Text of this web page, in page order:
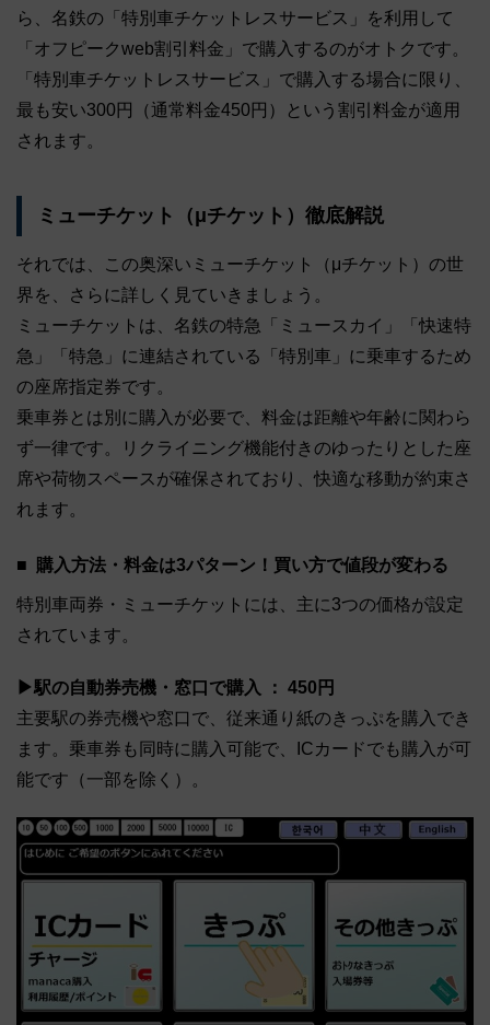
ら、名鉄の「特別車チケットレスサービス」を利用して
「オフピークweb割引料金」で購入するのがオトクです。
「特別車チケットレスサービス」で購入する場合に限り、
最も安い300円（通常料金450円）という割引料金が適用
されます。
ミューチケット（μチケット）徹底解説
それでは、この奥深いミューチケット（μチケット）の世
界を、さらに詳しく見ていきましょう。
ミューチケットは、名鉄の特急「ミュースカイ」「快速特
急」「特急」に連結されている「特別車」に乗車するため
の座席指定券です。
乗車券とは別に購入が必要で、料金は距離や年齢に関わら
ず一律です。リクライニング機能付きのゆったりとした座
席や荷物スペースが確保されており、快適な移動が約束さ
れます。
購入方法・料金は3パターン！買い方で値段が変わる
特別車両券・ミューチケットには、主に3つの価格が設定
されています。
▶駅の自動券売機・窓口で購入 ： 450円
主要駅の券売機や窓口で、従来通り紙のきっぷを購入でき
ます。乗車券も同時に購入可能で、ICカードでも購入が可
能です（一部を除く）。